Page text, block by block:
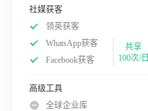
社媒获客
领英获客
WhatsApp获客
Facebook获客
共享
100次/日
高级工具
全球企业库